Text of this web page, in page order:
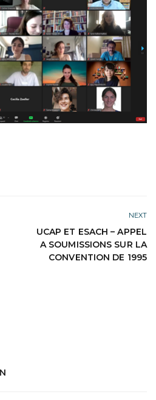
NEXT
UCAP ET ESACH – APPEL
A SOUMISSIONS SUR LA
CONVENTION DE 1995